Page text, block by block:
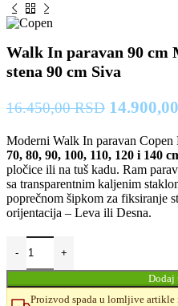
Walk In paravan 90 cm
stena 90 cm Siva
16.450,00RSD Originalna
je
bila:
14.900,00
Moderni Walk In paravan
70, 80, 90, 100, 110, 120 i 140
pločice ili na tuš kadu. Ram
sa transparentnim kaljenim
poprečnom šipkom za fiksiranje
orijentacija – Leva ili Desna.
Dodaj
Proizvod spada u lomljive artikle